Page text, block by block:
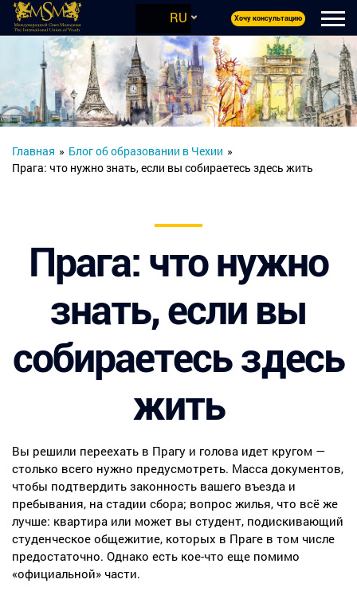
RU Хочу консультацию
Главная » Блог об образовании в Чехии »
Прага: что нужно знать, если вы собираетесь здесь жить
Прага: что нужно
знать, если вы
собираетесь здесь
жить
Вы решили переехать в Прагу и голова идет кругом —
столько всего нужно предусмотреть. Масса документов,
чтобы подтвердить законность вашего въезда и
пребывания, на стадии сбора; вопрос жилья, что всё же
лучше: квартира или может вы студент, подискивающий
студенческое общежитие, которых в Праге в том числе
предостаточно. Однако есть кое-что еще помимо
«официальной» части.